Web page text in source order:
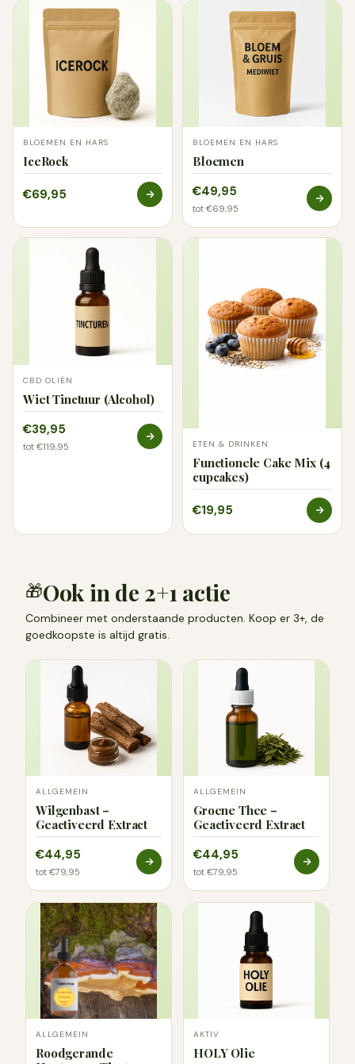
BLOEMEN EN HARS
IceRock
€69,95
BLOEMEN EN HARS
Bloemen
€49,95
tot €69,95
CBD OLIËN
Wiet Tinctuur (Alcohol)
€39,95
tot €119,95 ETEN & DRINKEN
Functionele Cake Mix (4
cupcakes)
€19,95
🎁Ook in de 2+1 actie
Combineer met onderstaande producten. Koop er 3+, de
goedkoopste is altijd gratis.
ALLGEMEIN
Wilgenbast –
Geactiveerd Extract
€44,95
tot €79,95
ALLGEMEIN
Groene Thee –
Geactiveerd Extract
€44,95
tot €79,95
ALLGEMEIN
Roodgerande
AKTIV
HOLY Olie